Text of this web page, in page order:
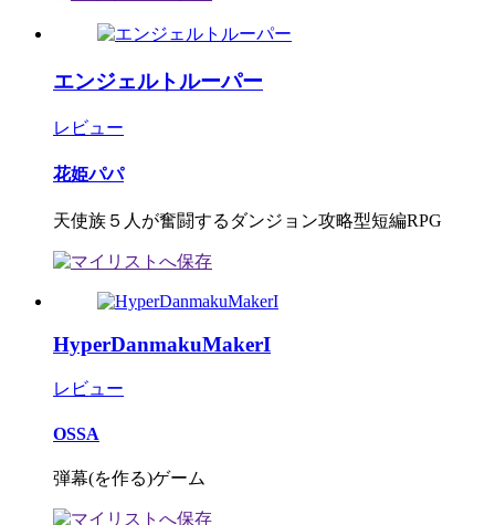
エンジェルトルーパー
レビュー
花姫パパ
天使族５人が奮闘するダンジョン攻略型短編RPG
HyperDanmakuMakerI
レビュー
OSSA
弾幕(を作る)ゲーム